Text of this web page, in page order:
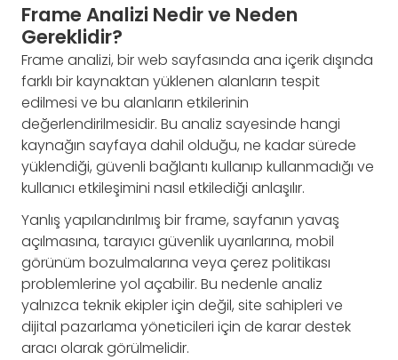
Frame Analizi Nedir ve Neden
Gereklidir?
Frame analizi, bir web sayfasında ana içerik dışında
farklı bir kaynaktan yüklenen alanların tespit
edilmesi ve bu alanların etkilerinin
değerlendirilmesidir. Bu analiz sayesinde hangi
kaynağın sayfaya dahil olduğu, ne kadar sürede
yüklendiği, güvenli bağlantı kullanıp kullanmadığı ve
kullanıcı etkileşimini nasıl etkilediği anlaşılır.
Yanlış yapılandırılmış bir frame, sayfanın yavaş
açılmasına, tarayıcı güvenlik uyarılarına, mobil
görünüm bozulmalarına veya çerez politikası
problemlerine yol açabilir. Bu nedenle analiz
yalnızca teknik ekipler için değil, site sahipleri ve
dijital pazarlama yöneticileri için de karar destek
aracı olarak görülmelidir.